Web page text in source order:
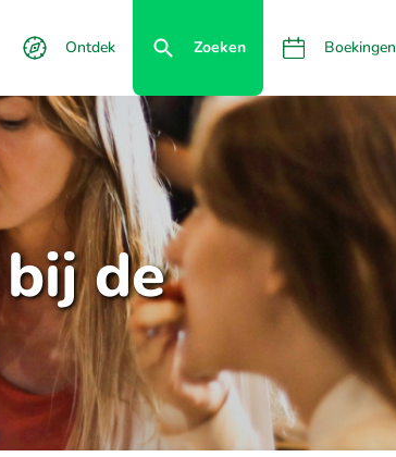
Ontdek Zoeken Boekingen
de